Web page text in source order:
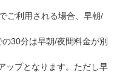
ご利用される場合、早朝/
30分は早朝/夜間料金が別
ップとなります。ただし早